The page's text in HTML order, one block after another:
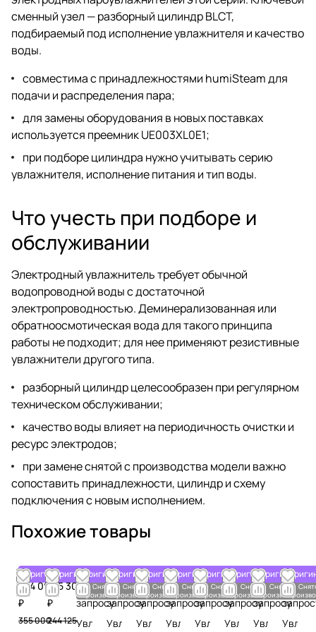
сменный узел — разборный цилиндр BLCT,
подбираемый под исполнение увлажнителя и качество
воды.
совместима с принадлежностями humiSteam для
подачи и распределения пара;
для замены оборудования в новых поставках
используется преемник UE003XL0E1;
при подборе цилиндра нужно учитывать серию
увлажнителя, исполнение питания и тип воды.
Что учесть при подборе и
обслуживании
Электродный увлажнитель требует обычной
водопроводной воды с достаточной
электропроводностью. Деминерализованная или
обратноосмотическая вода для такого принципа
работы не подходит; для нее применяют резистивные
увлажнители другого типа.
разборный цилиндр целесообразен при регулярном
техническом обслуживании;
качество воды влияет на периодичность очистки и
ресурс электродов;
при замене снятой с производства модели важно
сопоставить принадлежности, цилиндр и схему
подключения с новым исполнением.
Похожие товары
Оригинал
284 000
₽
355 000
Оригинал
195 300
₽
244 125
Оригинал
Снято с
производства
По
запросу
Увлажнитель
Оригинал
Снято с
производства
По
запросу
Увлажнитель
Оригинал
Снято с
производства
По
запросу
Увлажнитель
Оригинал
Снято с
производства
По
запросу
Увлажнитель
Оригинал
Снято с
производства
По
запросу
Увлажнитель
Оригинал
Снято с
производства
По
запросу
Увлажнитель
Оригинал
Снято с
производства
По
запросу
Увлажнитель
По